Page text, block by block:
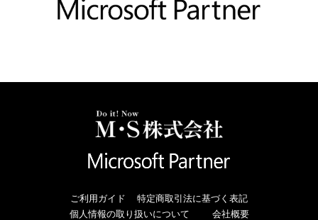
ご利用ガイド
特定商取引法に基づく表記
個人情報の取り扱いについて
会社概要